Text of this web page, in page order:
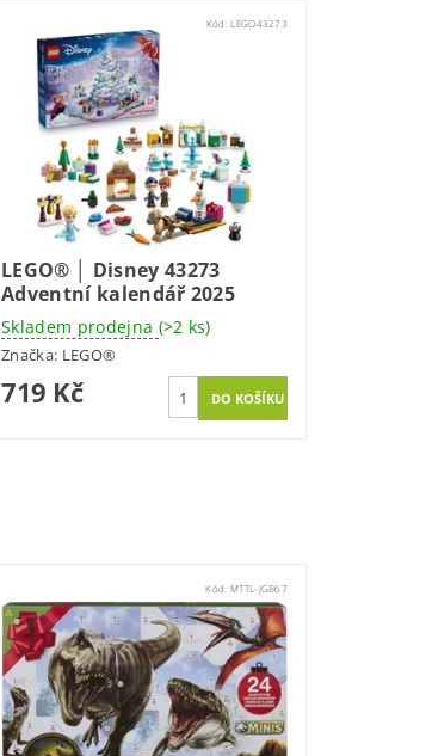
Kód:LEGO43273
LEGO® │ Disney 43273
Adventní kalendář 2025
Skladem prodejna (>2 ks)
Značka: LEGO®
719 Kč
Kód: MTTL-JGB67